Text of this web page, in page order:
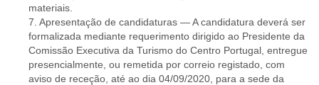
materiais.
7. Apresentação de candidaturas — A candidatura deverá ser
formalizada mediante requerimento dirigido ao Presidente da
Comissão Executiva da Turismo do Centro Portugal, entregue
presencialmente, ou remetida por correio registado, com
aviso de receção, até ao dia 04/09/2020, para a sede da